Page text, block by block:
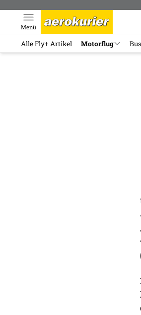
Menü
Alle Fly+ Artikel Motorflug